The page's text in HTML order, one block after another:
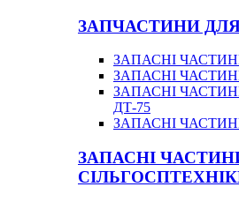
ЗАПЧАСТИНИ
ЗАПАСНІ
ЗАПАСНІ
ЗАПАСНІ
ДТ-75
ЗАПАСНІ
ЗАПАСНІ